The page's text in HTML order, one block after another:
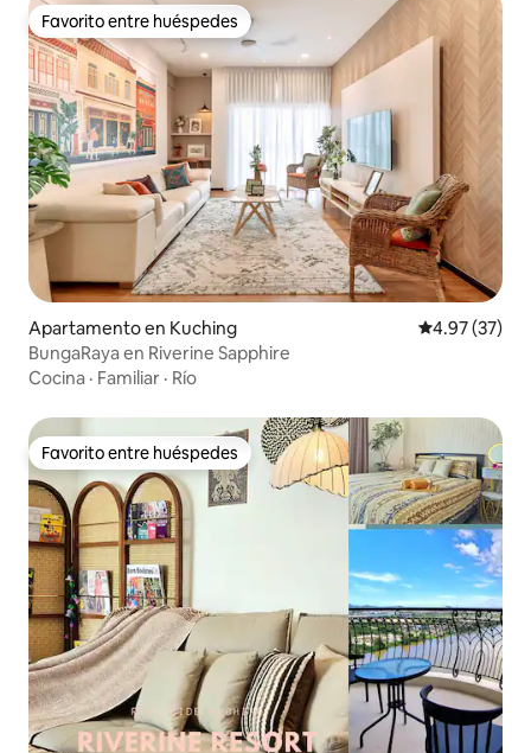
Favorito entre huéspedes
Favorito entre huéspedes
Apartamento en Kuching Calificación
4.97 (37)
BungaRaya en Riverine Sapphire
Cocina · Familiar · Río
Favorito entre huéspedes
Favorito entre huéspedes